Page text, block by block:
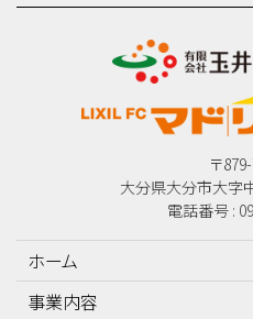
〒
大分県大分市大字
電話番号 :
ホーム
事業内容